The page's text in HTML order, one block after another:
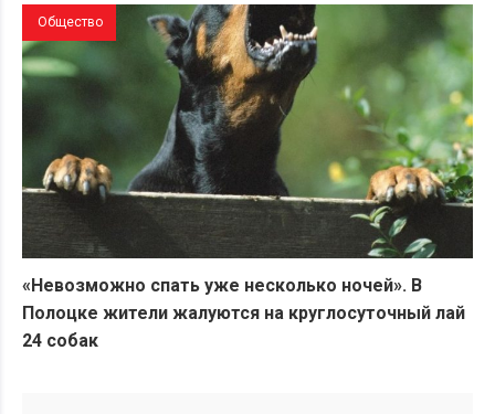
Общество
«Невозможно спать уже несколько ночей». В
Полоцке жители жалуются на круглосуточный лай
24 собак